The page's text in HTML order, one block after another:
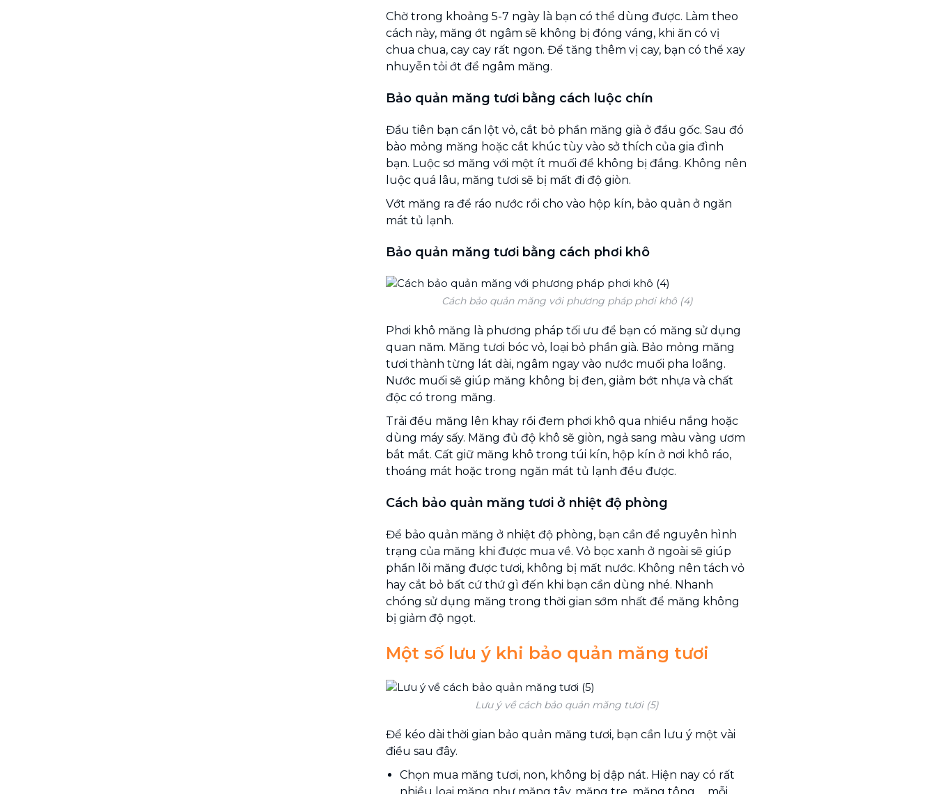
Chờ trong khoảng 5-7 ngày là bạn có thể dùng được. Làm theo
cách này, măng ớt ngâm sẽ không bị đóng váng, khi ăn có vị
chua chua, cay cay rất ngon. Để tăng thêm vị cay, bạn có thể xay
nhuyễn tỏi ớt để ngâm măng.
Bảo quản măng tươi bằng cách luộc chín
Đầu tiên bạn cần lột vỏ, cắt bỏ phần măng già ở đầu gốc. Sau đó
bào mỏng măng hoặc cắt khúc tùy vào sở thích của gia đình
bạn. Luộc sơ măng với một ít muối để không bị đắng. Không nên
luộc quá lâu, măng tươi sẽ bị mất đi độ giòn.
Vớt măng ra để ráo nước rồi cho vào hộp kín, bảo quản ở ngăn
mát tủ lạnh.
Bảo quản măng tươi bằng cách phơi khô
Cách bảo quản măng với phương pháp phơi khô (4)
Phơi khô măng là phương pháp tối ưu để bạn có măng sử dụng
quan năm. Măng tươi bóc vỏ, loại bỏ phần già. Bảo mỏng măng
tươi thành từng lát dài, ngâm ngay vào nước muối pha loãng.
Nước muối sẽ giúp măng không bị đen, giảm bớt nhựa và chất
độc có trong măng.
Trải đều măng lên khay rồi đem phơi khô qua nhiều nắng hoặc
dùng máy sấy. Măng đủ độ khô sẽ giòn, ngả sang màu vàng ươm
bắt mắt. Cất giữ măng khô trong túi kín, hộp kín ở nơi khô ráo,
thoáng mát hoặc trong ngăn mát tủ lạnh đều được.
Cách bảo quản măng tươi ở nhiệt độ phòng
Để bảo quản măng ở nhiệt độ phòng, bạn cần để nguyên hình
trạng của măng khi được mua về. Vỏ bọc xanh ở ngoài sẽ giúp
phần lõi măng được tươi, không bị mất nước. Không nên tách vỏ
hay cắt bỏ bất cứ thứ gì đến khi bạn cần dùng nhé. Nhanh
chóng sử dụng măng trong thời gian sớm nhất để măng không
bị giảm độ ngọt.
Một số lưu ý khi bảo quản măng tươi
Lưu ý về cách bảo quản măng tươi (5)
Để kéo dài thời gian bảo quản măng tươi, bạn cần lưu ý một vài
điều sau đây.
Chọn mua măng tươi, non, không bị dập nát. Hiện nay có rất
nhiều loại măng như măng tây, măng tre, măng tông,… mỗi